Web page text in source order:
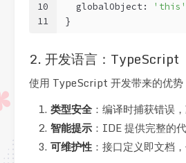
10
11
  globalObject:
'this'
}
2. 开发语言：TypeScript
使用 TypeScript 开发带来的优势
类型安全：编译时捕获错误
智能提示：IDE 提供完整的
可维护性：接口定义即文档